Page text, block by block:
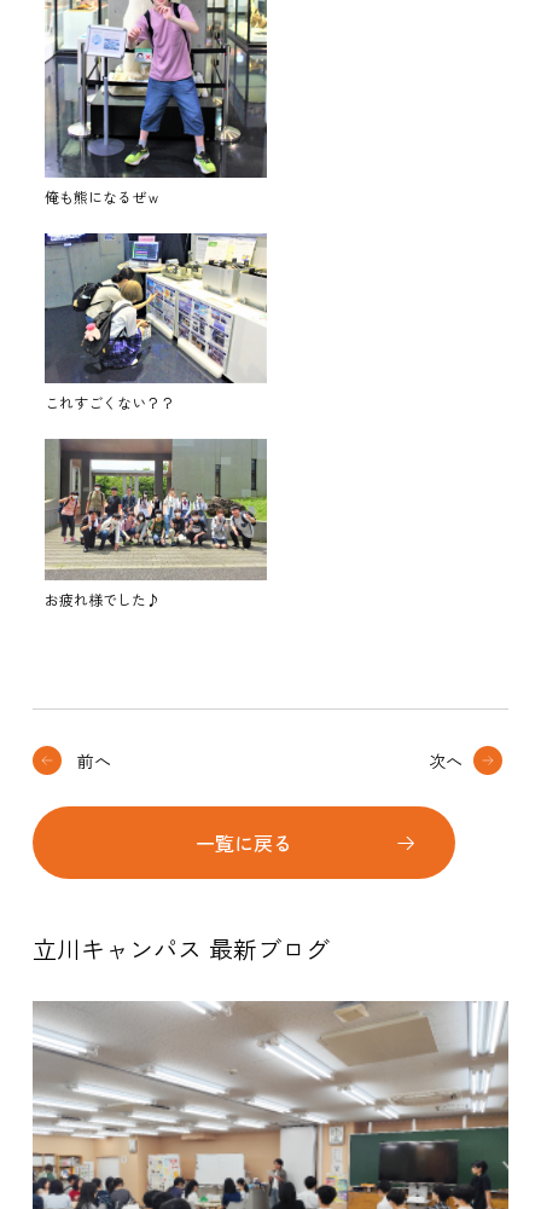
俺も熊になるぜｗ
これすごくない？？
お疲れ様でした♪
前へ
一覧に戻る
次へ
立川キャンパス 最新ブログ